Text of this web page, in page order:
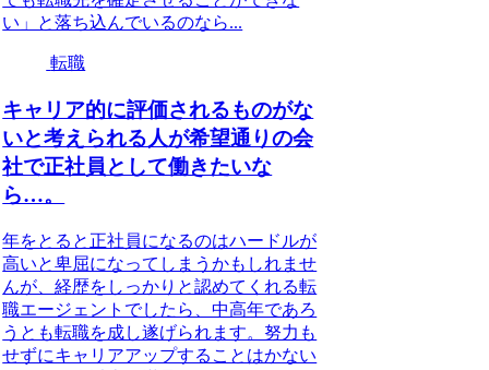
い」と落ち込んでいるのなら...
転職
キャリア的に評価されるものがな
いと考えられる人が希望通りの会
社で正社員として働きたいな
ら…。
年をとると正社員になるのはハードルが
高いと卑屈になってしまうかもしれませ
んが、経歴をしっかりと認めてくれる転
職エージェントでしたら、中高年であろ
うとも転職を成し遂げられます。努力も
せずにキャリアアップすることはかない